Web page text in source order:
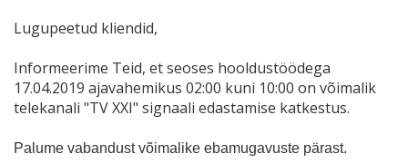
Lugupeetud kliendid,
Informeerime Teid, et seoses hooldustöödega
17.04.2019 ajavahemikus 02:00 kuni 10:00 on võimalik
telekanali "TV XXI" signaali edastamise katkestus.
Palume vabandust võimalike ebamugavuste pärast.